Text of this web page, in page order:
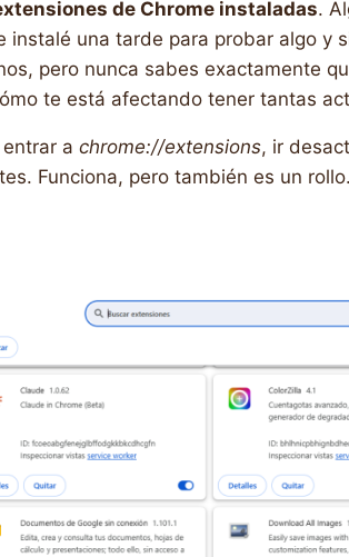
de Chrome instaladas.
instalé una tarde para probar algo y
pero nunca sabes exactamente
te está afectando tener tantas
a chrome://extensions, ir
Funciona, pero también es un rollo.